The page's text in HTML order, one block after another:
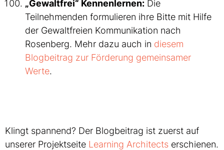
„Gewaltfrei“ Kennenlernen: Die
Teilnehmenden formulieren ihre Bitte mit Hilfe
der Gewaltfreien Kommunikation nach
Rosenberg. Mehr dazu auch in diesem
Blogbeitrag zur Förderung gemeinsamer
Werte.
Klingt spannend? Der Blogbeitrag ist zuerst auf
unserer Projektseite Learning Architects erschienen.